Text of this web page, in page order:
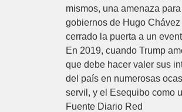
mismos, una amenaza
gobiernos de Hugo
cerrado la puerta a un
En 2019, cuando Trump
que debe hacer valer sus
del país en numerosas
servil, y el Esequibo como
Fuente Diario Red